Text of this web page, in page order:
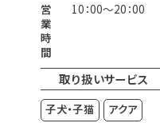
営
業
時
間
10：00～20：00
取り扱いサービス
子犬・子猫
アクア